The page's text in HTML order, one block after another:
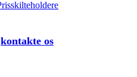
kontakte os